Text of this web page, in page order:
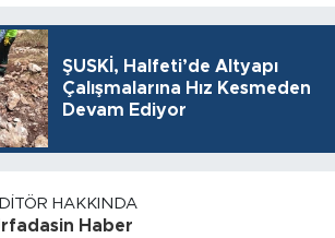
ŞUSKİ, Halfeti’de Altyapı
Çalışmalarına Hız Kesmeden
Devam Ediyor
HAKKINDA
Haber